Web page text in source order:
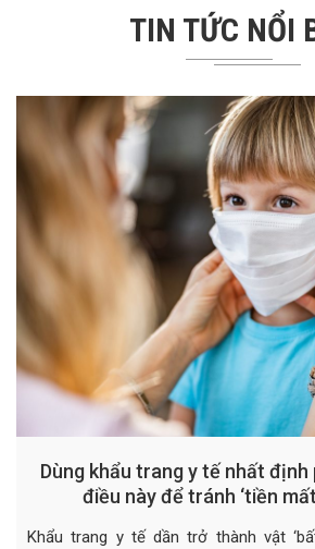
TIN TỨC NỔI
Dùng khẩu trang y tế nhất
điều này để tránh ‘tiền
Khẩu trang y tế dần trở thành vật